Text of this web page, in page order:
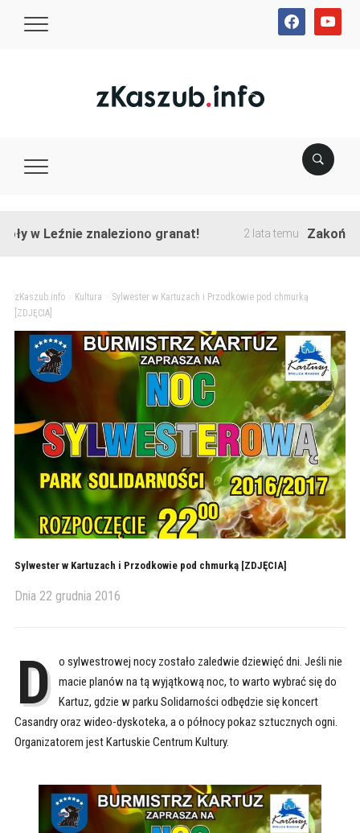
facebookyoutube
znaleziono granat! 2 lata temu Zakończono
zKaszub.info> Kultura
Sylwester w Kartuzach i Przodkowie pod chmurką
[ZDJĘCIA]
Sylwester w Kartuzach i Przodkowie pod chmurką [ZDJĘCIA]
Dnia 22 grudnia 2016
D o sylwestrowej nocy zostało zaledwie dziewięć dni. Jeśli nie
macie planów na tą wyjątkową noc, to warto wybrać się do
Kartuz, gdzie w parku Solidarności odbędzie się koncert
Casandry oraz wideo-dyskoteka, a o północy pokaz sztucznych ogni.
Organizatorem jest Kartuskie Centrum Kultury.